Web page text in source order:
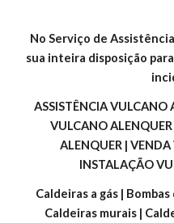
No Serviço de
sua inteira disposição
ASSISTÊNCIA
VULCANO
ALENQUER |
INSTALAÇÃO
Caldeiras a gás |
Caldeiras murais |